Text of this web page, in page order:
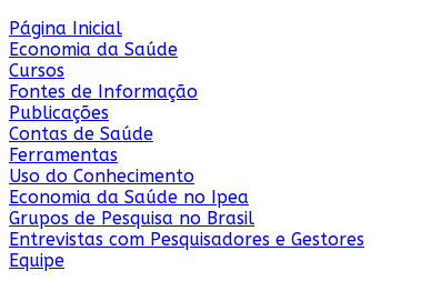
Página Inicial
Economia da Saúde
Cursos
Fontes de Informação
Publicações
Contas de Saúde
Ferramentas
Uso do Conhecimento
Economia da Saúde no Ipea
Grupos de Pesquisa no Brasil
Entrevistas com Pesquisadores e Gestores
Equipe